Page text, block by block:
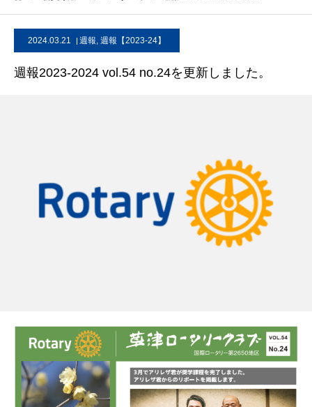
2024.03.21 週報, 週報【2023-24】
週報2023-2024 vol.54 no.24を更新しました。
活動報告
お問い合わせ